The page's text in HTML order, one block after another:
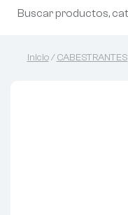
Inicio/CABESTRANTES